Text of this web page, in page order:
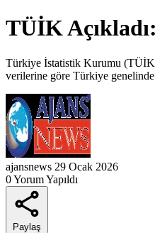
TÜİK
Türkiye İstatistik Kurumu
verilerine göre Türkiye
ajansnews 29 Ocak 2026
0 Yorum Yapıldı
Paylaş